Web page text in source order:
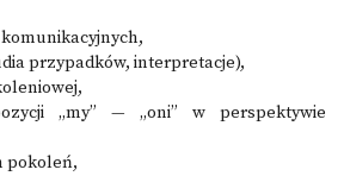
przypadków, interpretacje),
„my” — „oni” w perspektywie
pokoleń,